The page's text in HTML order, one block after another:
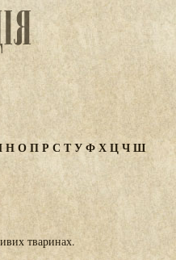
НОПР С ТУФХЦЧШ
тваринах.